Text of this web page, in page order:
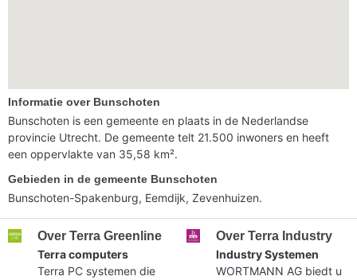
Informatie over Bunschoten
Bunschoten is een gemeente en plaats in de Nederlandse
provincie Utrecht. De gemeente telt 21.500 inwoners en heeft
een oppervlakte van 35,58 km².
Gebieden in de gemeente Bunschoten
Bunschoten-Spakenburg, Eemdijk, Zevenhuizen.
Over Terra Greenline
Terra computers
Terra PC systemen die
Over Terra Industry
Industry Systemen
WORTMANN AG biedt u